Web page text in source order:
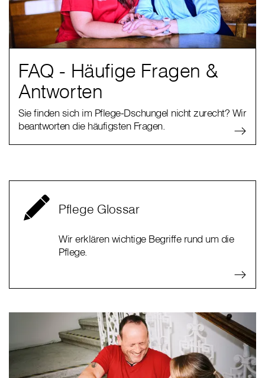
FAQ - Häufige Fragen &
Antworten
Sie finden sich im Pflege-Dschungel nicht zurecht? Wir
beantworten die häufigsten Fragen.
Pflege Glossar
Wir erklären wichtige Begriffe rund um die
Pflege.